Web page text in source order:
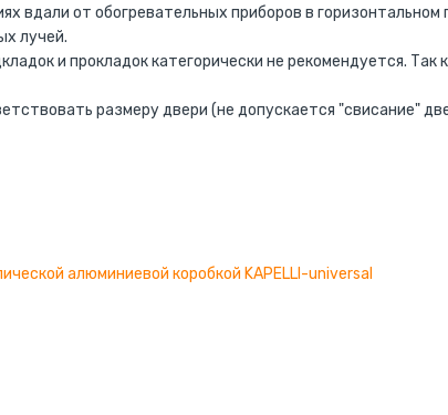
вдали от обогревательных приборов в
лучей.
и прокладок категорически не рекомендуется.
размеру двери (не допускается "свисание"
алюминиевой коробкой KAPELLI-universal